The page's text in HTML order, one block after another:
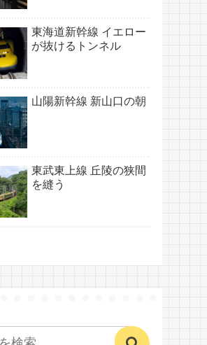
東海道新幹線 イエロー
が抜けるトンネル
山陽新幹線 新山口の朝
東武東上線 丘陵の狭間
を縫う